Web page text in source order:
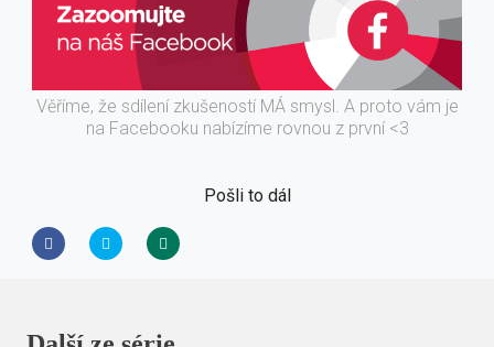
Věříme, že sdílení zkušeností MÁ smysl. A proto vám je
na Facebooku nabízíme rovnou z první <3
Pošli to dál